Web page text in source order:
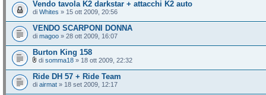
Vendo tavola K2 darkstar + attacchi K2 auto
di Whites » 15 ott 2009, 20:56
VENDO SCARPONI DONNA
di magoo » 28 ott 2009, 16:07
Burton King 158
di somma18 » 18 ott 2009, 22:32
Ride DH 57 + Ride Team
di airmat » 18 set 2009, 12:17